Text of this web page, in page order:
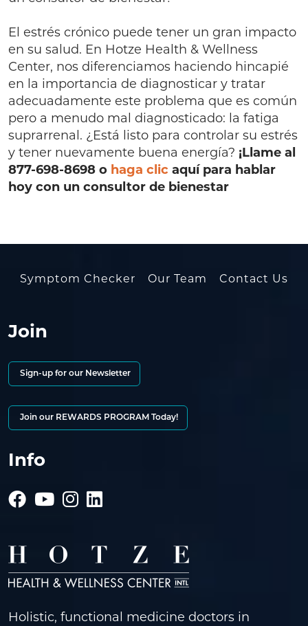
El estrés crónico puede tener un gran impacto
en su salud. En Hotze Health & Wellness
Center, nos diferenciamos haciendo hincapié
en la importancia de diagnosticar y tratar
adecuadamente este problema que es común
pero a menudo mal diagnosticado: la fatiga
suprarrenal. ¿Está listo para controlar su estrés
y tener nuevamente buena energía? ¡Llame al
877-698-8698 o haga clic aquí para hablar
hoy con un consultor de bienestar
Symptom Checker Our Team Contact Us
Join
Sign-up for our Newsletter
Join our REWARDS PROGRAM Today!
Info
Holistic, functional medicine doctors in